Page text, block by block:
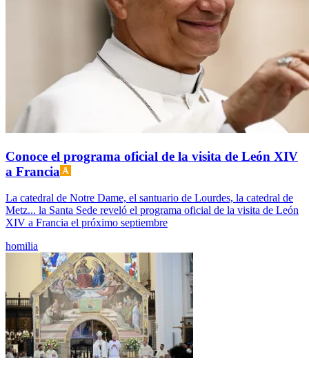
Conoce el programa oficial de la visita de León XIV
a Francia
La catedral de Notre Dame, el santuario de Lourdes, la catedral de
Metz... la Santa Sede reveló el programa oficial de la visita de León
XIV a Francia el próximo septiembre
homilia